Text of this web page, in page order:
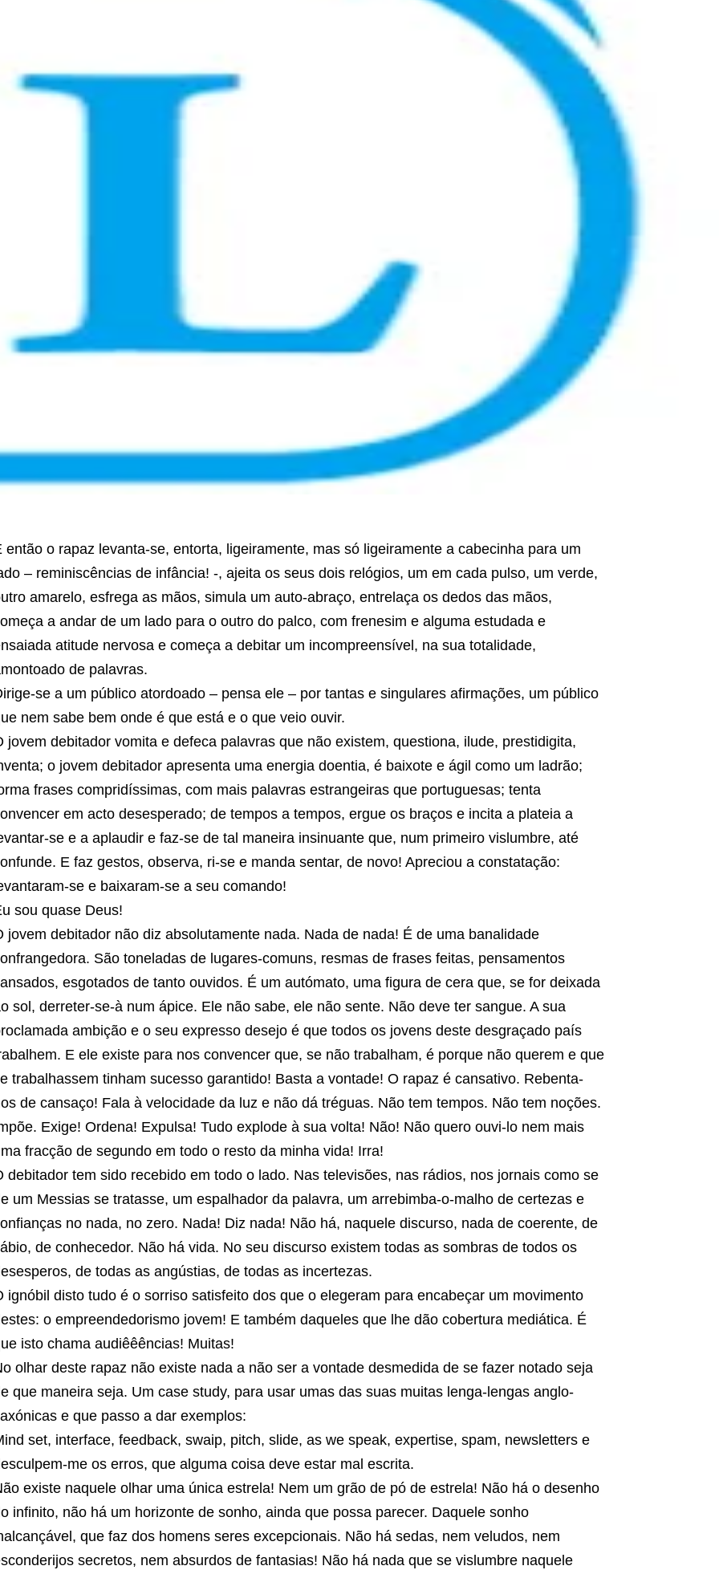
então o rapaz levanta-se, entorta, ligeiramente, mas só ligeiramente a cabecinha para um
– reminiscências de infância! -, ajeita os seus dois relógios, um em cada pulso, um verde,
amarelo, esfrega as mãos, simula um auto-abraço, entrelaça os dedos das mãos,
a andar de um lado para o outro do palco, com frenesim e alguma estudada e
atitude nervosa e começa a debitar um incompreensível, na sua totalidade,
de palavras.
se a um público atordoado – pensa ele – por tantas e singulares afirmações, um público
nem sabe bem onde é que está e o que veio ouvir.
jovem debitador vomita e defeca palavras que não existem, questiona, ilude, prestidigita,
o jovem debitador apresenta uma energia doentia, é baixote e ágil como um ladrão;
frases compridíssimas, com mais palavras estrangeiras que portuguesas; tenta
em acto desesperado; de tempos a tempos, ergue os braços e incita a plateia a
se e a aplaudir e faz-se de tal maneira insinuante que, num primeiro vislumbre, até
E faz gestos, observa, ri-se e manda sentar, de novo! Apreciou a constatação:
se e baixaram-se a seu comando!
sou quase Deus!
jovem debitador não diz absolutamente nada. Nada de nada! É de uma banalidade
São toneladas de lugares-comuns, resmas de frases feitas, pensamentos
esgotados de tanto ouvidos. É um autómato, uma figura de cera que, se for deixada
sol, derreter-se-à num ápice. Ele não sabe, ele não sente. Não deve ter sangue. A sua
ambição e o seu expresso desejo é que todos os jovens deste desgraçado país
E ele existe para nos convencer que, se não trabalham, é porque não querem e que
trabalhassem tinham sucesso garantido! Basta a vontade! O rapaz é cansativo. Rebenta-
de cansaço! Fala à velocidade da luz e não dá tréguas. Não tem tempos. Não tem noções.
Exige! Ordena! Expulsa! Tudo explode à sua volta! Não! Não quero ouvi-lo nem mais
fracção de segundo em todo o resto da minha vida! Irra!
debitador tem sido recebido em todo o lado. Nas televisões, nas rádios, nos jornais como se
um Messias se tratasse, um espalhador da palavra, um arrebimba-o-malho de certezas e
no nada, no zero. Nada! Diz nada! Não há, naquele discurso, nada de coerente, de
de conhecedor. Não há vida. No seu discurso existem todas as sombras de todos os
de todas as angústias, de todas as incertezas.
ignóbil disto tudo é o sorriso satisfeito dos que o elegeram para encabeçar um movimento
o empreendedorismo jovem! E também daqueles que lhe dão cobertura mediática. É
isto chama audiêêências! Muitas!
olhar deste rapaz não existe nada a não ser a vontade desmedida de se fazer notado seja
que maneira seja. Um case study, para usar umas das suas muitas lenga-lengas anglo-
e que passo a dar exemplos:
set, interface, feedback, swaip, pitch, slide, as we speak, expertise, spam, newsletters e
me os erros, que alguma coisa deve estar mal escrita.
existe naquele olhar uma única estrela! Nem um grão de pó de estrela! Não há o desenho
infinito, não há um horizonte de sonho, ainda que possa parecer. Daquele sonho
que faz dos homens seres excepcionais. Não há sedas, nem veludos, nem
secretos, nem absurdos de fantasias! Não há nada que se vislumbre naquele